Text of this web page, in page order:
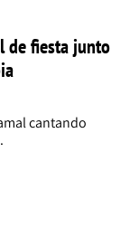
de fiesta junto
cantando